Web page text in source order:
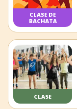
CLASE DE
BACHATA
CLASE